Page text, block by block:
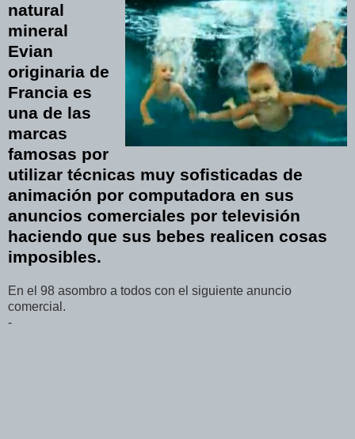
natural
mineral
Evian
originaria de
Francia es
una de las
marcas
famosas por
utilizar técnicas muy sofisticadas de
animación por computadora en sus
anuncios comerciales por televisión
haciendo que sus bebes realicen cosas
imposibles.
En el 98 asombro a todos con el siguiente anuncio
comercial.
-